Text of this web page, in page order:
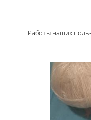
Работы наших